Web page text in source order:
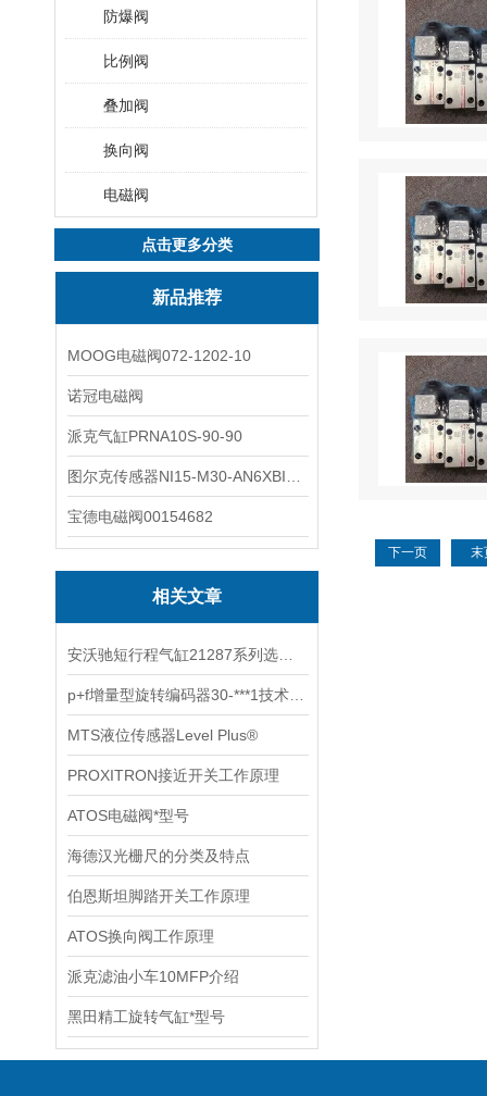
防爆阀
比例阀
叠加阀
换向阀
电磁阀
点击更多分类
新品推荐
MOOG电磁阀072-1202-10
诺冠电磁阀
派克气缸PRNA10S-90-90
宝德电磁阀00154682
相关文章
MTS液位传感器Level Plus®
PROXITRON接近开关工作原理
ATOS电磁阀*型号
海德汉光栅尺的分类及特点
伯恩斯坦脚踏开关工作原理
ATOS换向阀工作原理
派克滤油小车10MFP介绍
黑田精工旋转气缸*型号
下一页 末